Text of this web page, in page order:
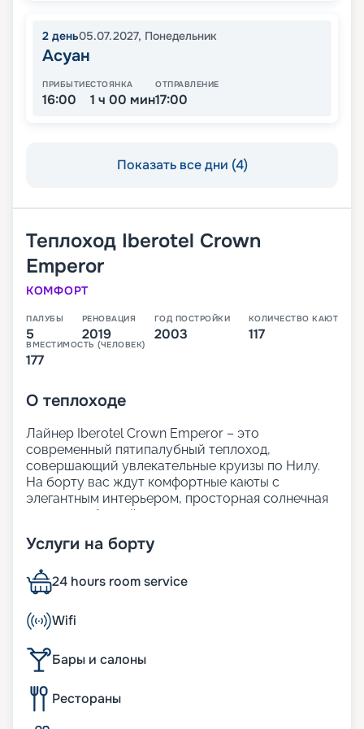
2 день05.07.2027, Понедельник
Асуан
ПРИБЫТИЕ
16:00
СТОЯНКА
1 ч 00 мин
ОТПРАВЛЕНИЕ
17:00
Показать все дни (4)
Теплоход Iberotel Crown
Emperor
КОМФОРТ
ПАЛУБЫ
5
РЕНОВАЦИЯ
2019
ГОД ПОСТРОЙКИ
2003
КОЛИЧЕСТВО КАЮТ
117
ВМЕСТИМОСТЬ (ЧЕЛОВЕК)
177
О теплоходе
Лайнер Iberotel Crown Emperor – это
современный пятипалубный теплоход,
совершающий увлекательные круизы по Нилу.
На борту вас ждут комфортные каюты с
элегантным интерьером, просторная солнечная
терраса с бассейном для отдыха, а также
Гостям предлагается изысканный ресторан с
Iberotel Crown Emperor создан для того, чтобы
ваше путешествие
максимально ярким и незабываемым.
Размещение
На теплоходе находятся 117 кают с одноместным,
двухместным и трёхместным размещением. В
каждой каюте есть мини-бар и спутниковое
Услуги на борту
24 hours room service
Wifi
Бары и салоны
Рестораны